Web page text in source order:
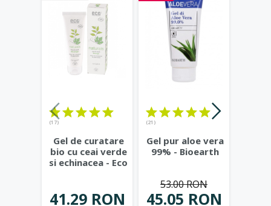
(17)
Gel de curatare
bio cu ceai verde
si echinacea - Eco
41.29 RON
(21)
Gel pur aloe vera
99% - Bioearth
45.05 RON
53.00 RON